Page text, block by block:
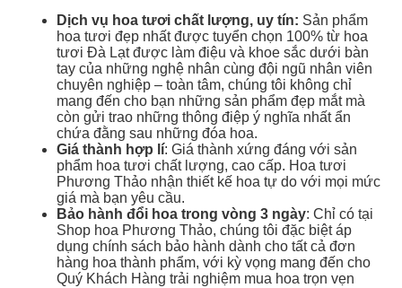
Dịch vụ hoa tươi chất lượng, uy tín: Sản phẩm
hoa tươi đẹp nhất được tuyển chọn 100% từ hoa
tươi Đà Lạt được làm điệu và khoe sắc dưới bàn
tay của những nghệ nhân cùng đội ngũ nhân viên
chuyên nghiệp – toàn tâm, chúng tôi không chỉ
mang đến cho bạn những sản phẩm đẹp mắt mà
còn gửi trao những thông điệp ý nghĩa nhất ẩn
chứa đằng sau những đóa hoa.
Giá thành hợp lí: Giá thành xứng đáng với sản
phẩm hoa tươi chất lượng, cao cấp. Hoa tươi
Phương Thảo nhận thiết kế hoa tự do với mọi mức
giá mà bạn yêu cầu.
Bảo hành đổi hoa trong vòng 3 ngày: Chỉ có tại
Shop hoa Phương Thảo, chúng tôi đặc biệt áp
dụng chính sách bảo hành dành cho tất cả đơn
hàng hoa thành phẩm, với kỳ vọng mang đến cho
Quý Khách Hàng trải nghiệm mua hoa trọn vẹn